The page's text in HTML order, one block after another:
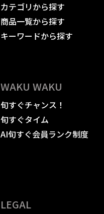
カテゴリから探す
商品一覧から探す
キーワードから探す
WAKU WAKU
旬すぐチャンス！
旬すぐタイム
AI旬すぐ会員ランク制度
LEGAL